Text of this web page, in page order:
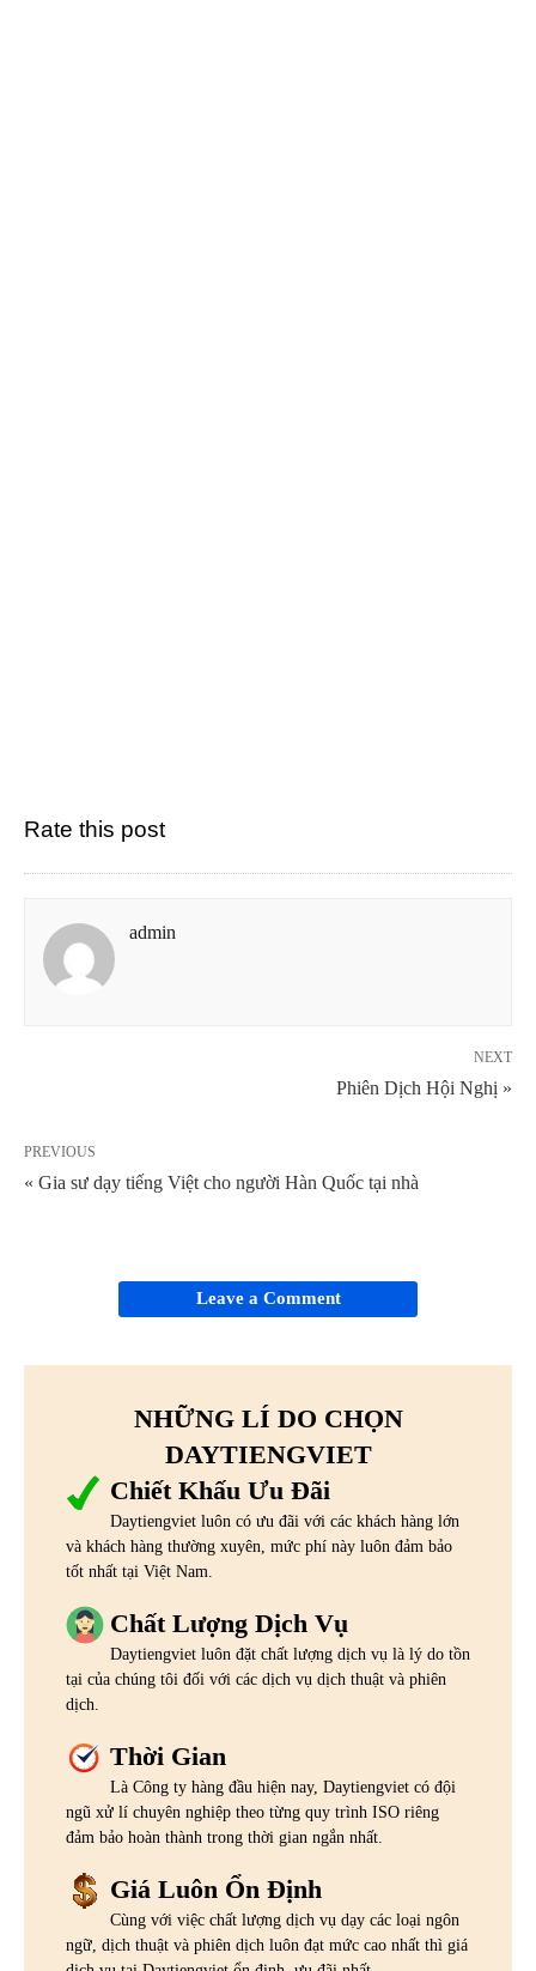
Rate this post
admin
NEXT
Phiên Dịch Hội Nghị »
PREVIOUS
« Gia sư dạy tiếng Việt cho người Hàn Quốc tại nhà
Leave a Comment
NHỮNG LÍ DO CHỌN
DAYTIENGVIET
Chiết Khấu Ưu Đãi
Daytiengviet luôn có ưu đãi với các khách hàng lớn
và khách hàng thường xuyên, mức phí này luôn đảm bảo
tốt nhất tại Việt Nam.
Chất Lượng Dịch Vụ
Daytiengviet luôn đặt chất lượng dịch vụ là lý do tồn
tại của chúng tôi đối với các dịch vụ dịch thuật và phiên
dịch.
Thời Gian
Là Công ty hàng đầu hiện nay, Daytiengviet có đội
ngũ xử lí chuyên nghiệp theo từng quy trình ISO riêng
đảm bảo hoàn thành trong thời gian ngắn nhất.
Giá Luôn Ổn Định
Cùng với việc chất lượng dịch vụ dạy các loại ngôn
ngữ, dịch thuật và phiên dịch luôn đạt mức cao nhất thì giá